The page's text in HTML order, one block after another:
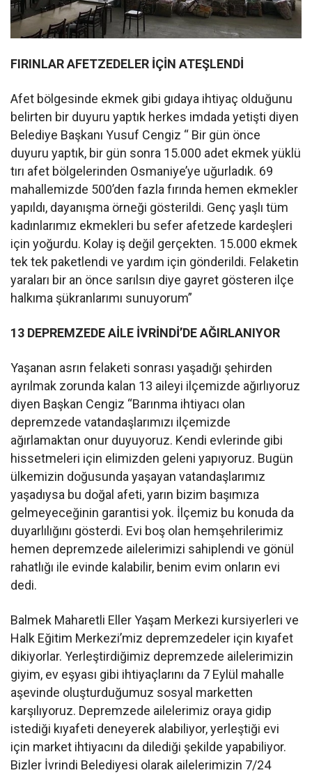
FIRINLAR AFETZEDELER İÇİN ATEŞLENDİ
Afet bölgesinde ekmek gibi gıdaya ihtiyaç olduğunu
belirten bir duyuru yaptık herkes imdada yetişti diyen
Belediye Başkanı Yusuf Cengiz “ Bir gün önce
duyuru yaptık, bir gün sonra 15.000 adet ekmek yüklü
tırı afet bölgelerinden Osmaniye’ye uğurladık. 69
mahallemizde 500’den fazla fırında hemen ekmekler
yapıldı, dayanışma örneği gösterildi. Genç yaşlı tüm
kadınlarımız ekmekleri bu sefer afetzede kardeşleri
için yoğurdu. Kolay iş değil gerçekten. 15.000 ekmek
tek tek paketlendi ve yardım için gönderildi. Felaketin
yaraları bir an önce sarılsın diye gayret gösteren ilçe
halkıma şükranlarımı sunuyorum”
13 DEPREMZEDE AİLE İVRİNDİ’DE AĞIRLANIYOR
Yaşanan asrın felaketi sonrası yaşadığı şehirden
ayrılmak zorunda kalan 13 aileyi ilçemizde ağırlıyoruz
diyen Başkan Cengiz “Barınma ihtiyacı olan
depremzede vatandaşlarımızı ilçemizde
ağırlamaktan onur duyuyoruz. Kendi evlerinde gibi
hissetmeleri için elimizden geleni yapıyoruz. Bugün
ülkemizin doğusunda yaşayan vatandaşlarımız
yaşadıysa bu doğal afeti, yarın bizim başımıza
gelmeyeceğinin garantisi yok. İlçemiz bu konuda da
duyarlılığını gösterdi. Evi boş olan hemşehrilerimiz
hemen depremzede ailelerimizi sahiplendi ve gönül
rahatlığı ile evinde kalabilir, benim evim onların evi
dedi.
Balmek Maharetli Eller Yaşam Merkezi kursiyerleri ve
Halk Eğitim Merkezi’miz depremzedeler için kıyafet
dikiyorlar. Yerleştirdiğimiz depremzede ailelerimizin
giyim, ev eşyası gibi ihtiyaçlarını da 7 Eylül mahalle
aşevinde oluşturduğumuz sosyal marketten
karşılıyoruz. Depremzede ailelerimiz oraya gidip
istediği kıyafeti deneyerek alabiliyor, yerleştiği evi
için market ihtiyacını da dilediği şekilde yapabiliyor.
Bizler İvrindi Belediyesi olarak ailelerimizin 7/24